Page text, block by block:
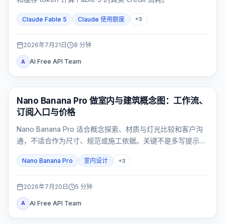
Claude Fable 5 Claude 使用额度 +3
2026年7月21日 8 分钟
A AI Free API Team
AI 图片生成
Nano Banana Pro 做室内与建筑概念图：工作流、
订阅入口与价格
Nano Banana Pro 适合概念探索、材质与灯光比较和客户沟
通，不适合作为尺寸、规范或施工依据。关键不是多写提示
Nano Banana Pro 室内设计 +3
2026年7月20日 5 分钟
A AI Free API Team